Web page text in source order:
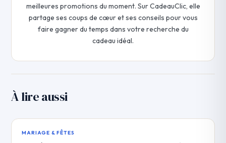
meilleures promotions du moment. Sur CadeauClic, elle
partage ses coups de cœur et ses conseils pour vous
faire gagner du temps dans votre recherche du
cadeau idéal.
À lire aussi
MARIAGE & FÊTES